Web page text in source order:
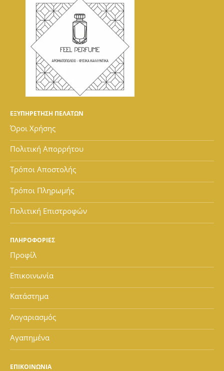
ΕΞΥΠΗΡΕΤΗΣΗ ΠΕΛΑΤΩΝ
Όροι Χρήσης
Πολιτική Απορρήτου
Τρόποι Αποστολής
Τρόποι Πληρωμής
Πολιτική Επιστροφών
ΠΛΗΡΟΦΟΡΙΕΣ
Προφίλ
Επικοινωνία
Κατάστημα
Λογαριασμός
Αγαπημένα
ΕΠΙΚΟΙΝΩΝΙΑ